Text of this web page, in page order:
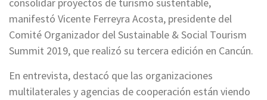
manifestó Vicente Ferreyra Acosta, presidente del
Comité Organizador del Sustainable & Social Tourism
Summit 2019, que realizó su tercera edición en Cancún.
En entrevista, destacó que las organizaciones
multilaterales y agencias de cooperación están viendo